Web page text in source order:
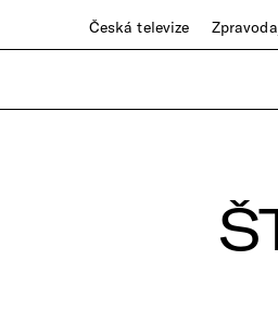
Česká televize